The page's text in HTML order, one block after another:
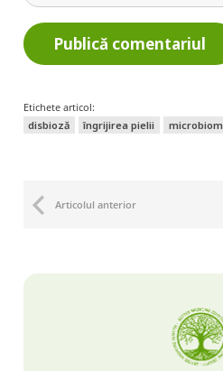
Publică comentariul
Etichete articol:
disbioză
îngrijirea pielii microbiom
Articolul anterior